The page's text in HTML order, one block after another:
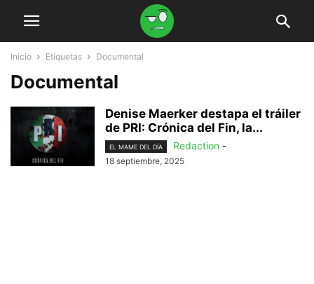
Inicio Etiquetas Documental
Documental
Denise Maerker destapa el tráiler
de PRI: Crónica del Fin, la...
EL MAME DEL DÍA Redaction -
18 septiembre, 2025